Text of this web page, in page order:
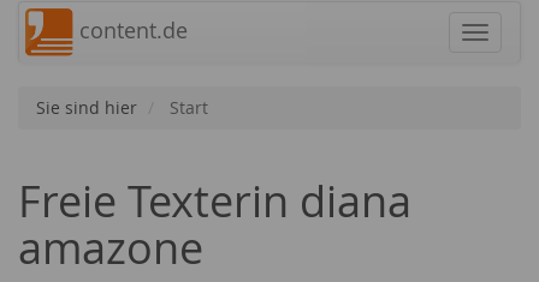
content.de
Sie sind hier Start
Freie Texterin diana
amazone